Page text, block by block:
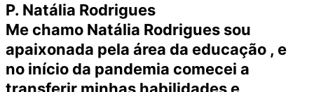
P. Natália Rodrigues
Me chamo Natália Rodrigues sou
apaixonada pela área da educação , e
no início da pandemia comecei a